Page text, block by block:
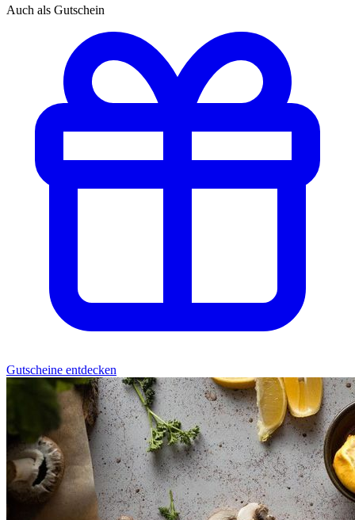
Auch als Gutschein
Gutscheine entdecken